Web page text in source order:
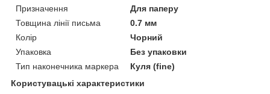
Призначення
Для паперу
Товщина лінії письма
0.7 мм
Колір
Чорний
Упаковка
Без упаковки
Тип наконечника маркера
Куля (fine)
Користувацькі характеристики